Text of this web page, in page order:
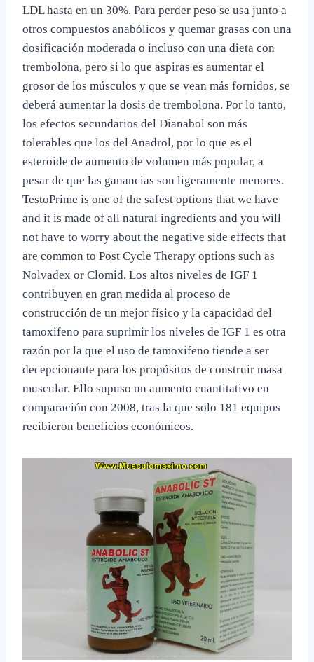
LDL hasta en un 30%. Para perder peso se usa junto a
otros compuestos anabólicos y quemar grasas con una
dosificación moderada o incluso con una dieta con
trembolona, pero si lo que aspiras es aumentar el
grosor de los músculos y que se vean más fornidos, se
deberá aumentar la dosis de trembolona. Por lo tanto,
los efectos secundarios del Dianabol son más
tolerables que los del Anadrol, por lo que es el
esteroide de aumento de volumen más popular, a
pesar de que las ganancias son ligeramente menores.
TestoPrime is one of the safest options that we have
and it is made of all natural ingredients and you will
not have to worry about the negative side effects that
are common to Post Cycle Therapy options such as
Nolvadex or Clomid. Los altos niveles de IGF 1
contribuyen en gran medida al proceso de
construcción de un mejor físico y la capacidad del
tamoxifeno para suprimir los niveles de IGF 1 es otra
razón por la que el uso de tamoxifeno tiende a ser
decepcionante para los propósitos de construir masa
muscular. Ello supuso un aumento cuantitativo en
comparación con 2008, tras la que solo 181 equipos
recibieron beneficios económicos.